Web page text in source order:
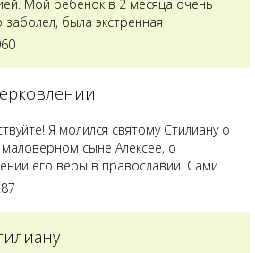
Мой ребенок в 2 месяца очень
заболел, была экстренная
операция, состояние после
Владимира я увидела незнакомую
про него, узнала про
Я молился святому Стилиану о
сыне Алексее, о
его веры в православии. Сами
воцерковлены. Через год
Приложились к множеству святынь